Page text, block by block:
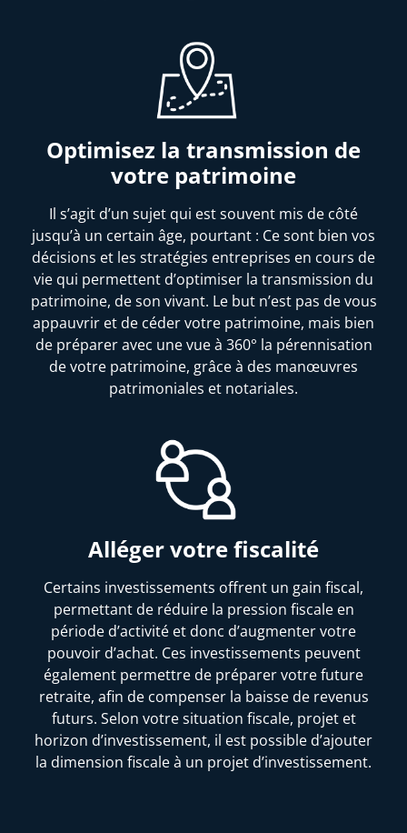
Optimisez la transmission de
votre patrimoine
Il s’agit d’un sujet qui est souvent mis de côté
jusqu’à un certain âge, pourtant : Ce sont bien vos
décisions et les stratégies entreprises en cours de
vie qui permettent d’optimiser la transmission du
patrimoine, de son vivant. Le but n’est pas de vous
appauvrir et de céder votre patrimoine, mais bien
de préparer avec une vue à 360° la pérennisation
de votre patrimoine, grâce à des manœuvres
patrimoniales et notariales.
Alléger votre fiscalité
Certains investissements offrent un gain fiscal,
permettant de réduire la pression fiscale en
période d’activité et donc d’augmenter votre
pouvoir d’achat. Ces investissements peuvent
également permettre de préparer votre future
retraite, afin de compenser la baisse de revenus
futurs. Selon votre situation fiscale, projet et
horizon d’investissement, il est possible d’ajouter
la dimension fiscale à un projet d’investissement.